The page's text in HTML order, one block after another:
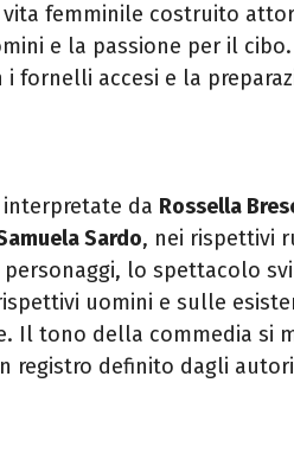
femminile costruito
e la passione per il cibo.
fornelli accesi e la
da Rossella
Sardo, nei rispettivi
personaggi, lo spettacolo
uomini e sulle
Il tono della commedia si
registro definito dagli